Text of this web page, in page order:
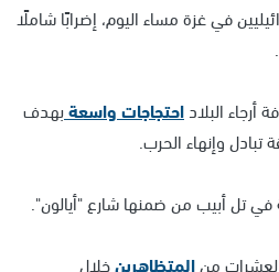
في غزة مساء اليوم، إضرابًا شاملًا
البلاداحتجاجات واسعةبهدف
وإنهاء الحرب.
تل أبيب من ضمنها شارع "أيالون".
منالمتظاهرينخلال